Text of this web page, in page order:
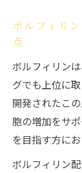
ボルフィリ
点
ボルフィリン
グでも上位に
開発されたこ
胞の増加をサ
を目指す方に
ボルフィリン